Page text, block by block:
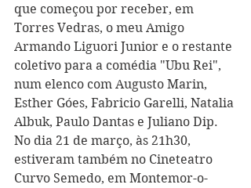
que começou por receber, em
Torres Vedras, o meu Amigo
Armando Liguori Junior e o restante
coletivo para a comédia "Ubu Rei",
num elenco com Augusto Marin,
Esther Góes, Fabricio Garelli, Natalia
Albuk, Paulo Dantas e Juliano Dip.
No dia 21 de março, às 21h30,
estiveram também no Cineteatro
Curvo Semedo, em Montemor-o-